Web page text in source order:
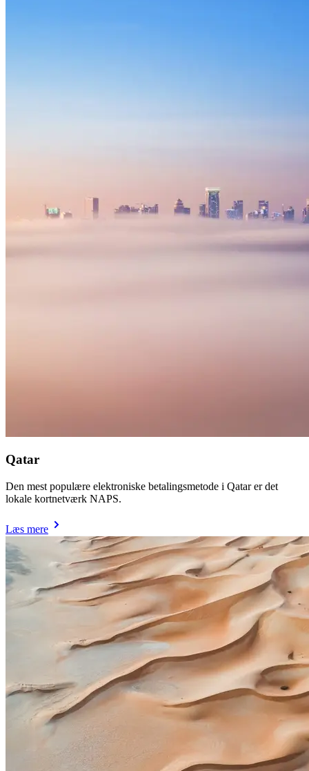
Qatar
Den mest populære elektroniske betalingsmetode i Qatar er det
lokale kortnetværk NAPS.
Læs mere